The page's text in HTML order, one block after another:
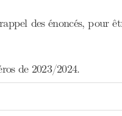
des énoncés, pour
de 2023/2024.